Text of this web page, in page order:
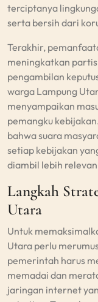
terciptanya
serta bersih dari
Terakhir,
meningkatkan
pengambilan
warga Lampung
menyampaikan
pemangku
bahwa suara
setiap kebijakan
diambil lebih
Langkah
Utara
Untuk
Utara perlu
pemerintah harus
memadai dan
jaringan internet